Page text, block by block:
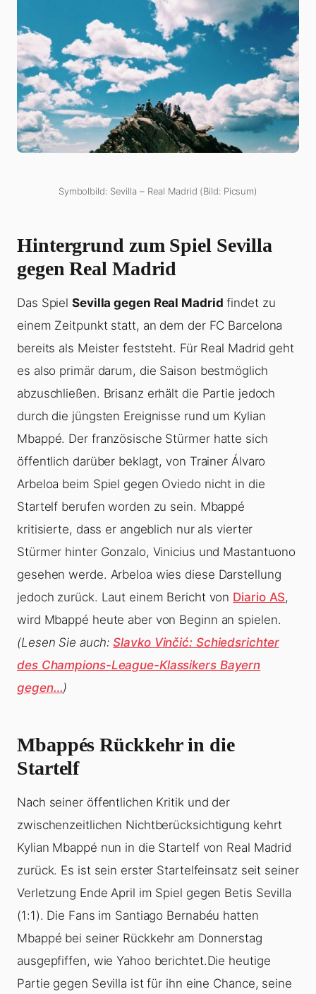
Symbolbild: Sevilla – Real Madrid (Bild: Picsum)
Hintergrund zum Spiel Sevilla
gegen Real Madrid
Das Spiel Sevilla gegen Real Madrid findet zu
einem Zeitpunkt statt, an dem der FC Barcelona
bereits als Meister feststeht. Für Real Madrid geht
es also primär darum, die Saison bestmöglich
abzuschließen. Brisanz erhält die Partie jedoch
durch die jüngsten Ereignisse rund um Kylian
Mbappé. Der französische Stürmer hatte sich
öffentlich darüber beklagt, von Trainer Álvaro
Arbeloa beim Spiel gegen Oviedo nicht in die
Startelf berufen worden zu sein. Mbappé
kritisierte, dass er angeblich nur als vierter
Stürmer hinter Gonzalo, Vinicius und Mastantuono
gesehen werde. Arbeloa wies diese Darstellung
jedoch zurück. Laut einem Bericht von Diario AS,
wird Mbappé heute aber von Beginn an spielen.
(Lesen Sie auch:Slavko Vinčić: Schiedsrichter
des Champions-League-Klassikers Bayern
gegen…)
Mbappés Rückkehr in die
Startelf
Nach seiner öffentlichen Kritik und der
zwischenzeitlichen Nichtberücksichtigung kehrt
Kylian Mbappé nun in die Startelf von Real Madrid
zurück. Es ist sein erster Startelfeinsatz seit seiner
Verletzung Ende April im Spiel gegen Betis Sevilla
(1:1). Die Fans im Santiago Bernabéu hatten
Mbappé bei seiner Rückkehr am Donnerstag
ausgepfiffen, wie Yahoo berichtet.Die heutige
Partie gegen Sevilla ist für ihn eine Chance, seine